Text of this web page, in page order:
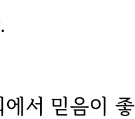
에서 믿음이